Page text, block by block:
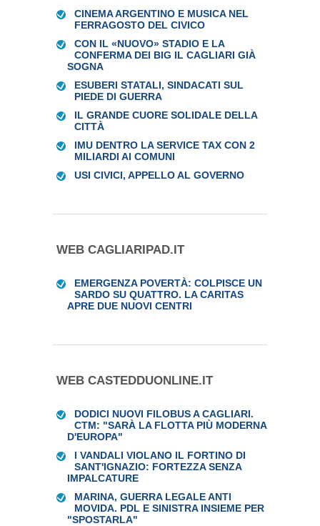
CINEMA ARGENTINO E MUSICA NEL
FERRAGOSTO DEL CIVICO
CON IL «NUOVO» STADIO E LA
CONFERMA DEI BIG IL CAGLIARI GIÀ
SOGNA
ESUBERI STATALI, SINDACATI SUL
PIEDE DI GUERRA
IL GRANDE CUORE SOLIDALE DELLA
CITTÀ
IMU DENTRO LA SERVICE TAX CON 2
MILIARDI AI COMUNI
USI CIVICI, APPELLO AL GOVERNO
WEB CAGLIARIPAD.IT
EMERGENZA POVERTÀ: COLPISCE UN
SARDO SU QUATTRO. LA CARITAS
APRE DUE NUOVI CENTRI
WEB CASTEDDUONLINE.IT
DODICI NUOVI FILOBUS A CAGLIARI.
CTM: "SARÀ LA FLOTTA PIÙ MODERNA
D'EUROPA"
I VANDALI VIOLANO IL FORTINO DI
SANT'IGNAZIO: FORTEZZA SENZA
IMPALCATURE
MARINA, GUERRA LEGALE ANTI
MOVIDA. PDL E SINISTRA INSIEME PER
"SPOSTARLA"